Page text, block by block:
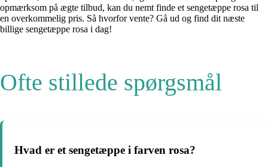
opmærksom på ægte tilbud, kan du nemt finde et sengetæppe rosa til
en overkommelig pris. Så hvorfor vente? Gå ud og find dit næste
billige sengetæppe rosa i dag!
Ofte stillede spørgsmål
Hvad er et sengetæppe i farven rosa?